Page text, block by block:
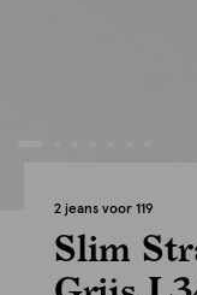
2 jeans voor 119
Slim